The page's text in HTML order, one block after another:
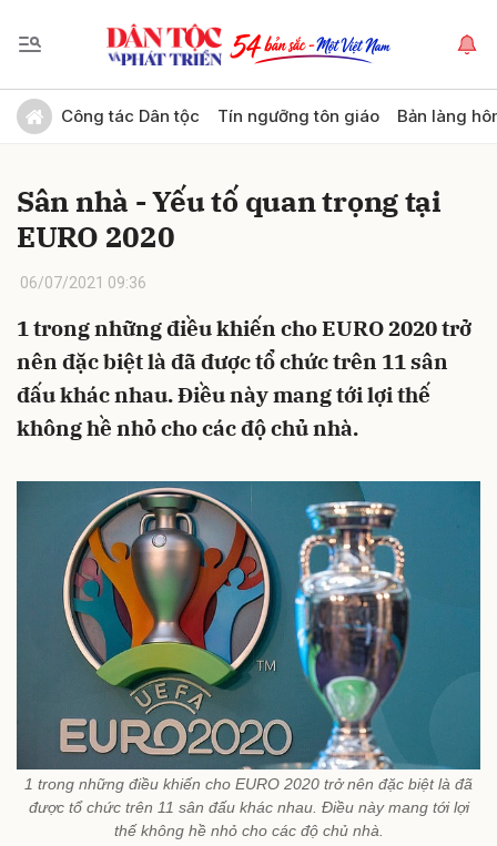
Công tác Dân tộc Tín ngưỡng tôn giáo Bản làng
Sân nhà - Yếu tố quan trọng tại
EURO 2020
06/07/2021 09:36
1 trong những điều khiến cho EURO 2020 trở
nên đặc biệt là đã được tổ chức trên 11 sân
đấu khác nhau. Điều này mang tới lợi thế
không hề nhỏ cho các độ chủ nhà.
1 trong những điều khiến cho EURO 2020 trở nên đặc biệt là đã
được tổ chức trên 11 sân đấu khác nhau. Điều này mang tới lợi
thế không hề nhỏ cho các độ chủ nhà.
Gửi bình luận
Hủy Gửi